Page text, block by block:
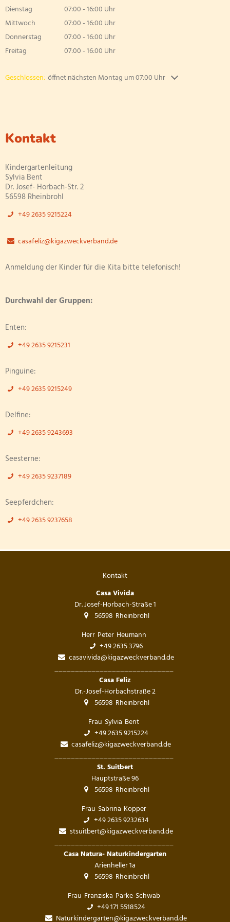
Förderverein
Von 07:00 bis 16:00 Uhr
Dienstag 07:00-16:00 Uhr
Von 07:00 bis 16:00 Uhr
Mittwoch 07:00-16:00 Uhr
Von 07:00 bis 16:00 Uhr
Donnerstag 07:00-16:00 Uhr
Von 07:00 bis 16:00 Uhr
Freitag 07:00-16:00 Uhr
Klicken, um weitere Öffnungs- oder Schließzeiten auszublenden
Geschlossen: öffnet nächsten Montag um 07:00 Uhr
Kontakt
Kindergartenleitung
Sylvia Bent
Dr. Josef- Horbach-Str. 2
56598 Rheinbrohl
+49 2635 9215224
casafeliz@kigazweckverband.de
Anmeldung der Kinder für die Kita bitte telefonisch!
Durchwahl der Gruppen:
Enten:
+49 2635 9215231
Pinguine:
+49 2635 9215249
Delfine:
+49 2635 9243693
Seesterne:
+49 2635 9237189
Seepferdchen:
+49 2635 9237658
Kontakt
Casa Vivida
Dr. Josef-Horbach-Straße 1
56598 Rheinbrohl
Herr Peter Heumann
+49 2635 3796
casavivida@kigazweckverband.de
_____________________________
Casa Feliz
Dr.-Josef-Horbachstraße 2
56598 Rheinbrohl
Frau Sylvia Bent
+49 2635 9215224
casafeliz@kigazweckverband.de
_____________________________
St. Suitbert
Hauptstraße 96
56598 Rheinbrohl
Frau Sabrina Kopper
+49 2635 9232634
stsuitbert@kigazweckverband.de
_____________________________
Casa Natura- Naturkindergarten
Arienheller 1a
56598 Rheinbrohl
Frau Franziska Parke-Schwab
+49 171 5518524
Naturkindergarten@kigazweckverband.de